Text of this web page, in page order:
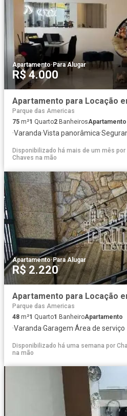
Apartamento· Para Alugar
R$ 4.000
Parque das Americas
75 m²1 Quarto2 BanheirosApartamento
·Varanda·Vista panorâmica·
Disponibilizado há mais de um mês por
Chaves na mão
Apartamento·Para Alugar
R$ 2.220
Parque das Americas
48 m²1 Quarto1 BanheiroApartamento
·Varanda·Garagem·Área de serviço
Disponibilizado há uma semana por
na mão